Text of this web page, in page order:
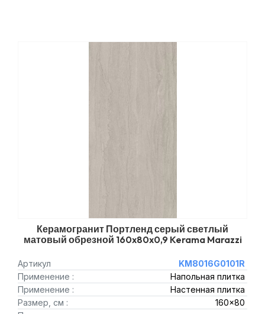
Керамогранит Портленд серый светлый
матовый обрезной 160x80x0,9 Kerama Marazzi
Артикул
KM8016G0101R
Применение :
Напольная плитка
Применение :
Настенная плитка
Размер, см :
160x80